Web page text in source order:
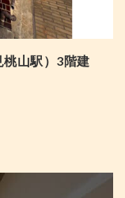
桃山駅）3階建